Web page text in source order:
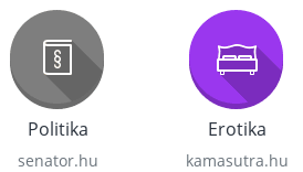
Politika
senator.hu
Erotika
kamasutra.hu